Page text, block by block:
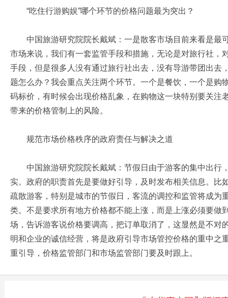
“吃住行游购娱”哪个环节的价格问题最为突出？
中国旅游研究院院长戴斌：一是散客市场目前来看是最
市场来说，我们有一套监管手段和措施，无论是对旅行社，
手段，但是很多人没有通过旅行社出去，没有导游带团出去
题怎么办？我会重点关注两个环节。一个是餐饮，一个是购
码标价，有时候会出现价格乱象，在购物这一块特别要关注
带来的价格管制上的风险。
规范市场价格秩序的政府责任与解决之道
中国旅游研究院院长戴斌：节假日由于游客的集中出行
实。政府的职责首先是要做好引导，及时发布相关信息。比
疏散游客，特别是城市的节假日，客流的调控和监管将成为
类。不是要求所有地方价格都不能上涨，而是上涨必须要做
场，告诉游客说价格要调高，把订单取消了，这显然是不对
明和企业的诚信经营，将是政府引导市场管控价格的重中之
重引导，价格监管部门和市场监管部门要及时跟上。